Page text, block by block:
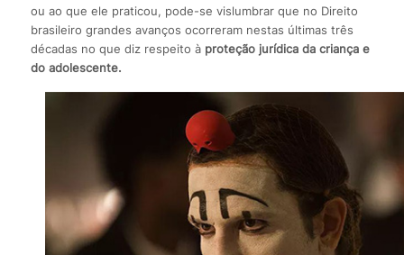
ou ao que ele praticou, pode-se vislumbrar que no Direito
brasileiro grandes avanços ocorreram nestas últimas três
décadas no que diz respeito à proteção jurídica da criança e
do adolescente.